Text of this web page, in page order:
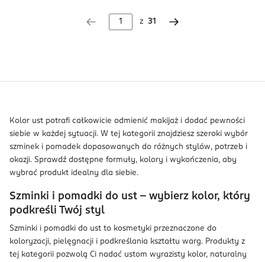
z 31
Kolor ust potrafi całkowicie odmienić makijaż i dodać pewności
siebie w każdej sytuacji. W tej kategorii znajdziesz szeroki wybór
szminek i pomadek dopasowanych do różnych stylów, potrzeb i
okazji. Sprawdź dostępne formuły, kolory i wykończenia, aby
wybrać produkt idealny dla siebie.
Szminki i pomadki do ust – wybierz kolor, który
podkreśli Twój styl
Szminki i pomadki do ust to kosmetyki przeznaczone do
koloryzacji, pielęgnacji i podkreślania kształtu warg. Produkty z
tej kategorii pozwolą Ci nadać ustom wyrazisty kolor, naturalny